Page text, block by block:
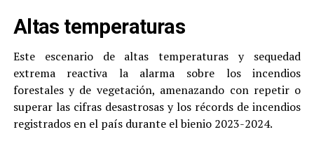
Altas temperaturas
Este escenario de altas temperaturas y sequedad
extrema reactiva la alarma sobre los incendios
forestales y de vegetación, amenazando con repetir o
superar las cifras desastrosas y los récords de incendios
registrados en el país durante el bienio 2023-2024.